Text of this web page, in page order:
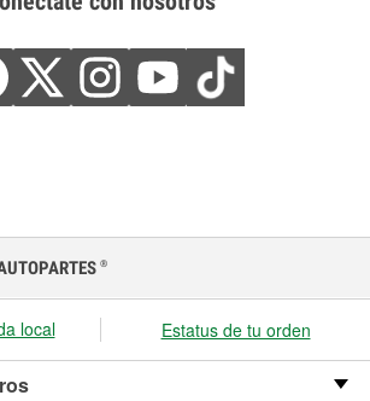
®
local Estatus de tu orden